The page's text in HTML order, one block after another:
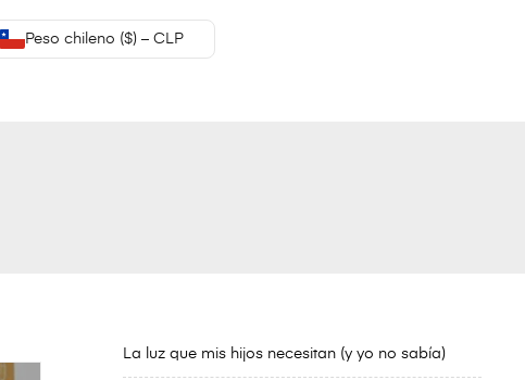
Peso chileno ($) – CLP
La luz que mis hijos necesitan (y yo no sabía)